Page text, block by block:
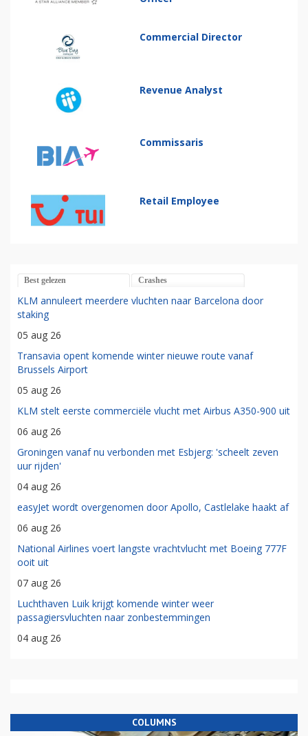
Commercial Director
Revenue Analyst
Commissaris
Retail Employee
Best gelezen Crashes
KLM annuleert meerdere vluchten naar Barcelona door
staking
05 aug 26
Transavia opent komende winter nieuwe route vanaf
Brussels Airport
05 aug 26
KLM stelt eerste commerciële vlucht met Airbus A350-900 uit
06 aug 26
Groningen vanaf nu verbonden met Esbjerg: 'scheelt zeven
uur rijden'
04 aug 26
easyJet wordt overgenomen door Apollo, Castlelake haakt af
06 aug 26
National Airlines voert langste vrachtvlucht met Boeing 777F
ooit uit
07 aug 26
Luchthaven Luik krijgt komende winter weer
passagiersvluchten naar zonbestemmingen
04 aug 26
COLUMNS